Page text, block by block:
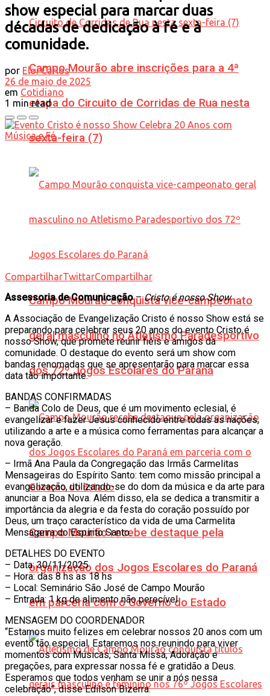
Campo Mourão abre inscrições para a 4ª
etapa do Circuito de Corridas de Rua nesta
sexta-feira (7)
Campo Mourão conquista vice-campeonato
geral masculino no Atletismo Paradesportivo
dos 72º Jogos Escolares do Paraná
Campo Mourão recebe destaque pela
organização dos Jogos Escolares do Paraná
em parceria com o Governo do Estado
show especial para marcar duas
décadas de dedicação à fé e à
comunidade.
por Eloi Carlos
26 de maio de 2025
em Cotidiano
1 min read
CompartilharTwittarCompartilhar
Assessoria de Comunicação–Cristo é nosso Show
A Associação de Evangelização Cristo é nosso Show está se
preparando para celebrar seus 20 anos do evento Cristo é
nosso Show, que promete reunir fiéis e amigos da
comunidade. O destaque do evento será um show com
bandas renomadas que se apresentarão para marcar essa
data tão importante.
BANDAS CONFIRMADAS
– Banda Colo de Deus, que é um movimento eclesial, é
evangelizar e fazer Jesus conhecido entre todas as nações,
utilizando a arte e a música como ferramentas para alcançar a
nova geração.
– Irmã Ana Paula da Congregação das Irmãs Carmelitas
Mensageiras do Espírito Santo: tem como missão principal a
evangelização, utilizando-se do dom da música e da arte para
anunciar a Boa Nova. Além disso, ela se dedica a transmitir a
importância da alegria e da festa do coração possuído por
Deus, um traço característico da vida de uma Carmelita
Mensageira do Espírito Santo.
DETALHES DO EVENTO
– Data: 30/11/2025
– Hora: das 8 hs as 18 hs
– Local: Seminário São José de Campo Mourão
– Entrada: 1 kg de alimento não perecível
MENSAGEM DO COORDENADOR
“Estamos muito felizes em celebrar nossos 20 anos com um
evento tão especial. Estaremos nos reunindo para viver
momentos com Músicas, Santa Missa, Adoração e
pregações, para expressar nossa fé e gratidão a Deus.
Esperamos que todos venham se unir a nós nessa
celebração”, disse Edilson Bizerra.